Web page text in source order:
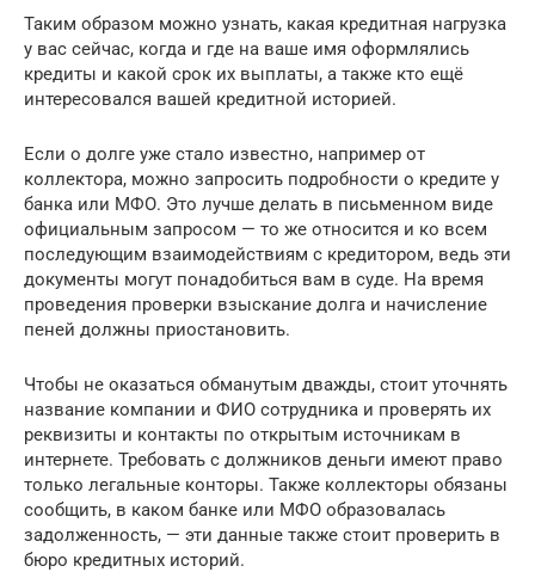
Таким образом можно узнать, какая кредитная нагрузка
у вас сейчас, когда и где на ваше имя оформлялись
кредиты и какой срок их выплаты, а также кто ещё
интересовался вашей кредитной историей.
Если о долге уже стало известно, например от
коллектора, можно запросить подробности о кредите у
банка или МФО. Это лучше делать в письменном виде
официальным запросом — то же относится и ко всем
последующим взаимодействиям с кредитором, ведь эти
документы могут понадобиться вам в суде. На время
проведения проверки взыскание долга и начисление
пеней должны приостановить.
Чтобы не оказаться обманутым дважды, стоит уточнять
название компании и ФИО сотрудника и проверять их
реквизиты и контакты по открытым источникам в
интернете. Требовать с должников деньги имеют право
только легальные конторы. Также коллекторы обязаны
сообщить, в каком банке или МФО образовалась
задолженность, — эти данные также стоит проверить в
бюро кредитных историй.